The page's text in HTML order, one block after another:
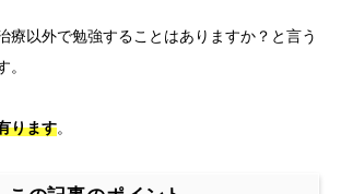
療以外で勉強することはありますか？と言う
。
ります。